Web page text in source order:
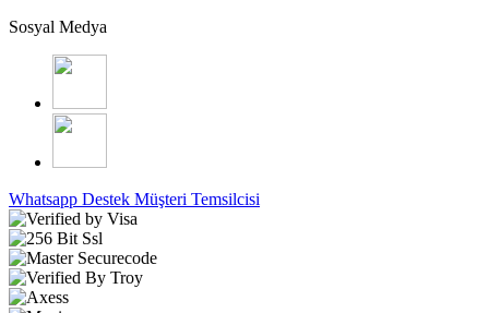
Sosyal Medya
Whatsapp Destek Müşteri Temsilcisi